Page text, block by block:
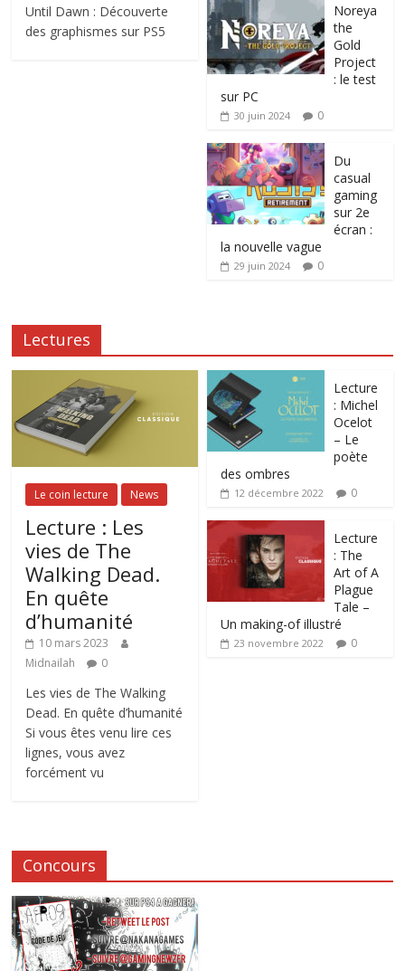
Until Dawn : Découverte
des graphismes sur PS5
Noreya
the
Gold
Project
: le test
sur PC
30 juin 2024 0
Du
casual
gaming
sur 2e
écran :
la nouvelle vague
29 juin 2024 0
Lectures
Le coin lecture News
Lecture : Les
vies de The
Walking Dead.
En quête
d’humanité
10 mars 2023
Midnailah
0
Les vies de The Walking
Dead. En quête d’humanité
Si vous êtes venu lire ces
lignes, vous avez
forcément vu
Lecture
: Michel
Ocelot
– Le
poète
des ombres
12 décembre 2022 0
Lecture
: The
Art of A
Plague
Tale –
Un making-of illustré
23 novembre 2022 0
Concours